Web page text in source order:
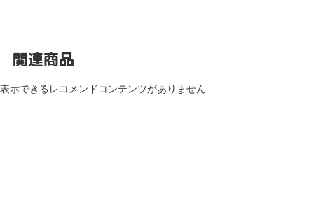
関連商品
表示できるレコメンドコンテンツがありません